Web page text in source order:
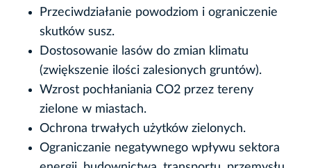
Przeciwdziałanie powodziom i ograniczenie
skutków susz.
Dostosowanie lasów do zmian klimatu
(zwiększenie ilości zalesionych gruntów).
Wzrost pochłaniania CO2 przez tereny
zielone w miastach.
Ochrona trwałych użytków zielonych.
Ograniczanie negatywnego wpływu sektora